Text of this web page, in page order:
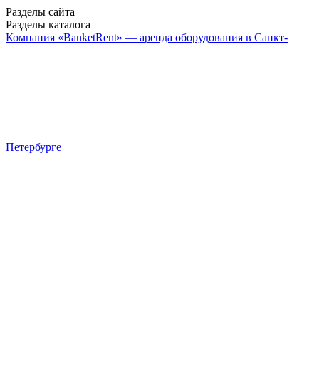
Разделы сайта
Разделы каталога
Компания «BanketRent» — аренда оборудования в Санкт-
Петербурге